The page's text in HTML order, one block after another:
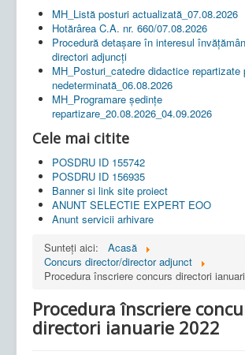
MH_Listă posturi actualizată_07.08.2026
Hotărârea C.A. nr. 660/07.08.2026
Procedură detașare în interesul
directori adjuncți
MH_Posturi_catedre didactice repartizate
nedeterminată_06.08.2026
MH_Programare ședințe
repartizare_20.08.2026_04.09.2026
Cele mai citite
POSDRU ID 155742
POSDRU ID 156935
Banner si link site proiect
ANUNT SELECTIE EXPERT EOO
Anunt servicii arhivare
Sunteți aici:
Acasă
Concurs director/director adjunct
Procedura înscriere concurs directori
Procedura înscriere
directori ianuarie 2022